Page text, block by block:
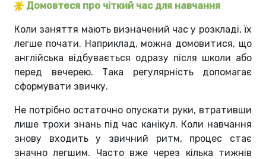
Домовтеся про чіткий час для навчання
Коли заняття мають визначений час у розкладі, їх
легше почати. Наприклад, можна домовитися, що
англійська відбувається одразу після школи або
перед вечерею. Така регулярність допомагає
сформувати звичку.
Не потрібно остаточно опускати руки, втративши
лише трохи знань під час канікул. Коли навчання
знову входить у звичний ритм, процес стає
значно легшим. Часто вже через кілька тижнів